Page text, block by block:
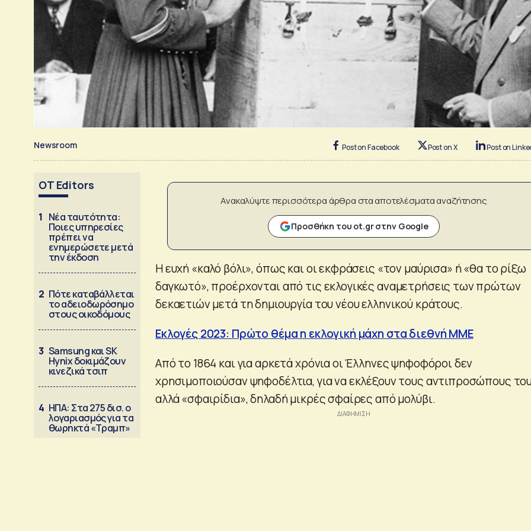
Newsroom Post on Facebook Post on X Post on
OT Editors
1 Νέα ταυτότητα:
Ποιες υπηρεσίες
πρέπει να
ενημερώσετε μετά
την έκδοση
2 Πότε καταβάλλεται
το αδειοδωρόσημο
στους οικοδόμους
3 Samsung και SK
Hynix δοκιμάζουν
κινεζικά τσιπ
4 ΗΠΑ: Στα 275 δισ. ο
λογαριασμός για τα
θωρηκτά «Τραμπ»
Ανακαλύψτε περισσότερα άρθρα στα αποτελέσματα αναζήτησης
Προσθήκη του ot.gr στην Google
Η ευχή «καλό βόλι», όπως και οι εκφράσεις «τον μαύρισα» ή «θα το ρίξω
δαγκωτό», προέρχονται από τις εκλογικές αναμετρήσεις των πρώτων
δεκαετιών μετά τη δημιουργία του νέου ελληνικού κράτους.
Εκλογές 2023: Πρώτο θέμα η εκλογική μάχη στα διεθνή ΜΜΕ
Από το 1864 και για αρκετά χρόνια οι Έλληνες ψηφοφόροι δεν
χρησιμοποιούσαν ψηφοδέλτια, για να εκλέξουν τους αντιπροσώπους
αλλά «σφαιρίδια», δηλαδή μικρές σφαίρες από μολύβι.